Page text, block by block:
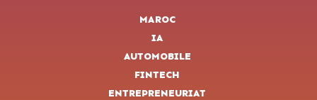
MAROC
IA
AUTOMOBILE
FINTECH
ENTREPRENEURIAT